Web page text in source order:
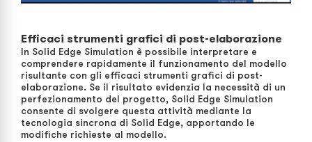
Efficaci strumenti grafici di post-elaborazione
In Solid Edge Simulation è possibile interpretare e
comprendere rapidamente il funzionamento del modello
risultante con gli efficaci strumenti grafici di post-
elaborazione. Se il risultato evidenzia la necessità di un
perfezionamento del progetto, Solid Edge Simulation
consente di svolgere questa attività mediante la
tecnologia sincrona di Solid Edge, apportando le
modifiche richieste al modello.